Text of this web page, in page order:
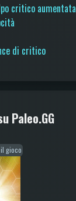
critico aumentata
di critico
Paleo.GG
gioco